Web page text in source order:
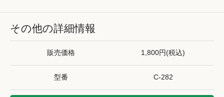
その他の詳細情報
販売価格 1,800円(税込)
型番 C-282